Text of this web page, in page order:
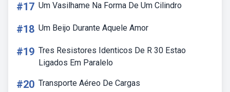
#17 Um Vasilhame Na Forma De Um Cilindro
#18 Um Beijo Durante Aquele Amor
#19 Tres Resistores Identicos De R 30 Estao
Ligados Em Paralelo
#20 Transporte Aéreo De Cargas